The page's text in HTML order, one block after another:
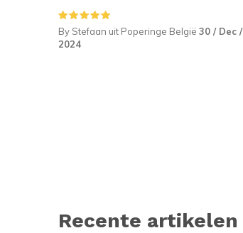
By Stefaan uit Poperinge België 30 / Dec /
2024
Recente artikelen